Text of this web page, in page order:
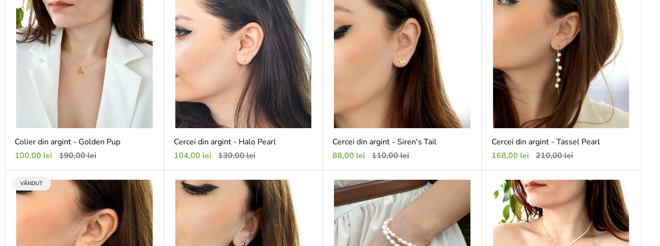
Colier din argint - Golden Pup
Preț
100,00 lei
Preț
190,00 lei
Cercei din argint - Halo Pearl
Preț
104,00 lei
Preț
130,00 lei
Cercei din argint - Siren's Tail
Preț
88,00 lei
Preț
110,00 lei
Cercei din argint - Tassel Pearl
Preț
168,00 lei
Preț
210,00 lei
ETICHETA
PRODUSULUI:
VÂNDUT